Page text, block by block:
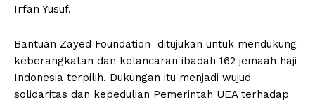
Irfan Yusuf.
Bantuan Zayed Foundation ditujukan untuk mendukung
keberangkatan dan kelancaran ibadah 162 jemaah haji
Indonesia terpilih. Dukungan itu menjadi wujud
solidaritas dan kepedulian Pemerintah UEA terhadap